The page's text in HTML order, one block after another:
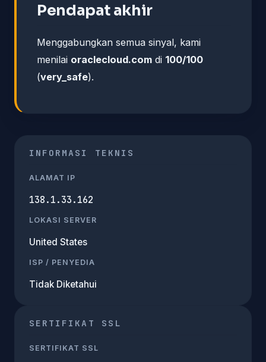
Pendapat akhir
Menggabungkan semua sinyal, kami
menilai oraclecloud.com di 100/100
(very_safe).
INFORMASI TEKNIS
ALAMAT IP
138.1.33.162
LOKASI SERVER
United States
ISP / PENYEDIA
Tidak Diketahui
SERTIFIKAT SSL
SERTIFIKAT SSL